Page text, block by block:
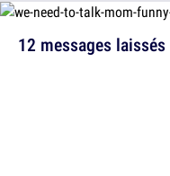
12 messages